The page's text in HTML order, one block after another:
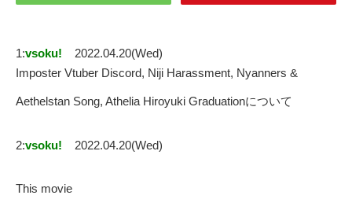
1:vsoku!
2022.04.20(Wed)
Imposter Vtuber Discord, Niji Harassment, Nyanners &
Aethelstan Song, Athelia Hiroyuki Graduationについて
2:vsoku! 2022.04.20(Wed)
This movie